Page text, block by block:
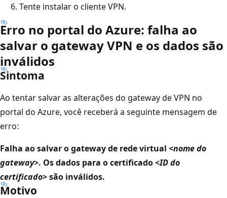
Tente instalar o cliente VPN.
Erro no portal do Azure: falha ao
salvar o gateway VPN e os dados são
inválidos
Sintoma
Ao tentar salvar as alterações do gateway de VPN no
portal do Azure, você receberá a seguinte mensagem de
erro:
Falha ao salvar o gateway de rede virtual <nome do
gateway>. Os dados para o certificado <ID do
certificado> são inválidos.
Motivo